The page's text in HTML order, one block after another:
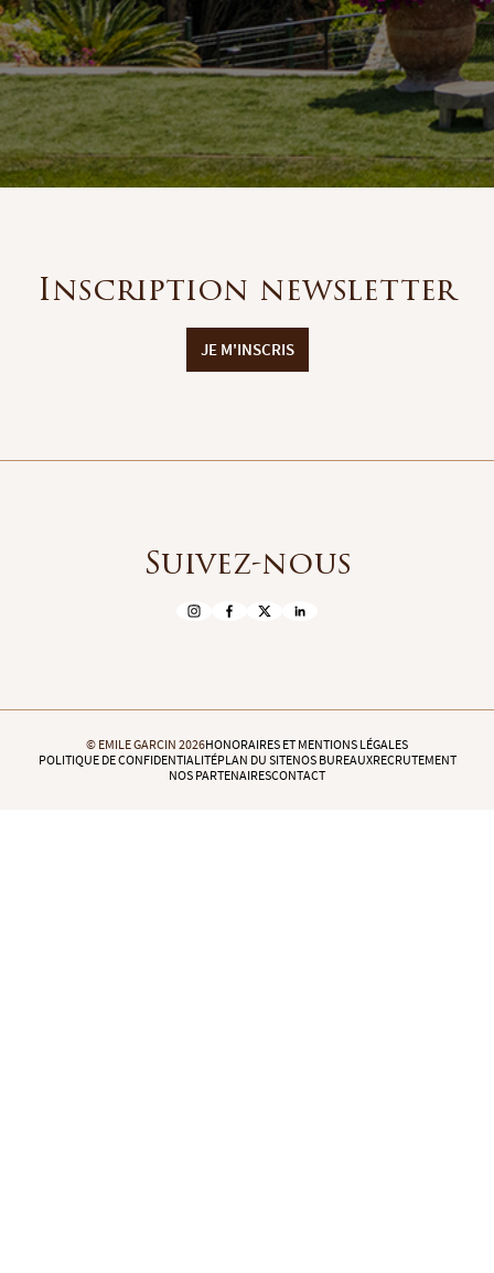
Inscription newsletter
JE M'INSCRIS
Suivez-nous
© EMILE GARCIN 2026HONORAIRES ET MENTIONS LÉGALES
POLITIQUE DE CONFIDENTIALITÉPLAN DU SITENOS BUREAUXRECRUTEMENT
NOS PARTENAIRESCONTACT